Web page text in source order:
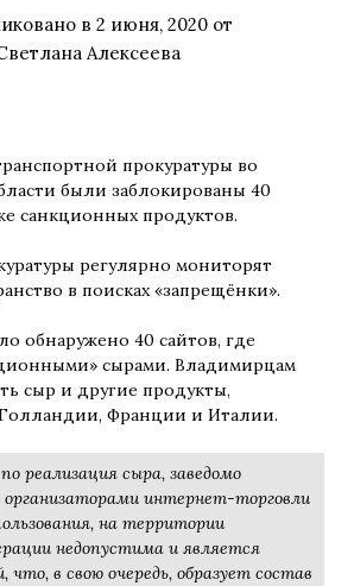
в 2 июня, 2020 от
Алексеева
прокуратуры во
были заблокированы 40
санкционных продуктов.
регулярно мониторят
в поисках «запрещёнки».
обнаружено 40 сайтов, где
сырами. Владимирцам
сыр и другие продукты,
Франции и Италии.
реализация сыра, заведомо
организаторами интернет-торговли
на территории
недопустима и является
что, в свою очередь, образует состав